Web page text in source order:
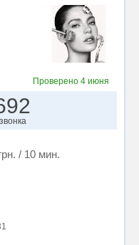
Проверено4 июня
звонка
/ 10 мин.